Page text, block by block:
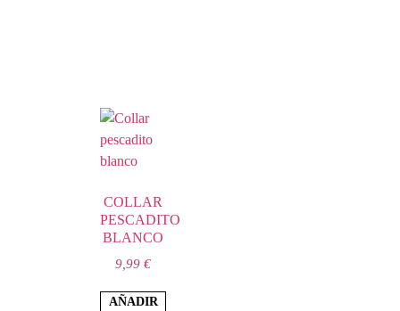
COLLAR
PESCADITO
BLANCO
9,99€
AÑADIR